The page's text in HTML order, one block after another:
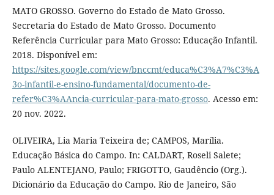
MATO GROSSO. Governo do Estado de Mato Grosso.
Secretaria do Estado de Mato Grosso. Documento
Referência Curricular para Mato Grosso: Educação Infantil.
2018. Disponível em:
https://sites.google.com/view/bnccmt/educa%C3%A7%C3%A
3o-infantil-e-ensino-fundamental/documento-de-
refer%C3%AAncia-curricular-para-mato-grosso. Acesso em:
20 nov. 2022.
OLIVEIRA, Lia Maria Teixeira de; CAMPOS, Marília.
Educação Básica do Campo. In: CALDART, Roseli Salete;
Paulo ALENTEJANO, Paulo; FRIGOTTO, Gaudêncio (Org.).
Dicionário da Educação do Campo. Rio de Janeiro, São